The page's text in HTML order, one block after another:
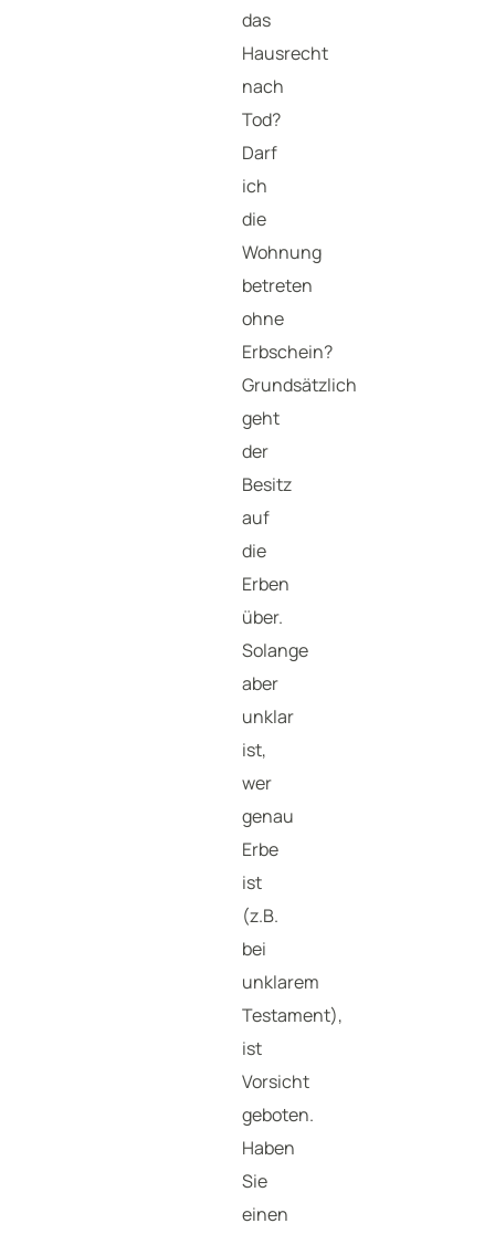
das
Hausrecht
nach
Tod?
Darf
ich
die
Wohnung
betreten
ohne
Erbschein?
Grundsätzlich
geht
der
Besitz
auf
die
Erben
über.
Solange
aber
unklar
ist,
wer
genau
Erbe
ist
(z.B.
bei
unklarem
Testament),
ist
Vorsicht
geboten.
Haben
Sie
einen